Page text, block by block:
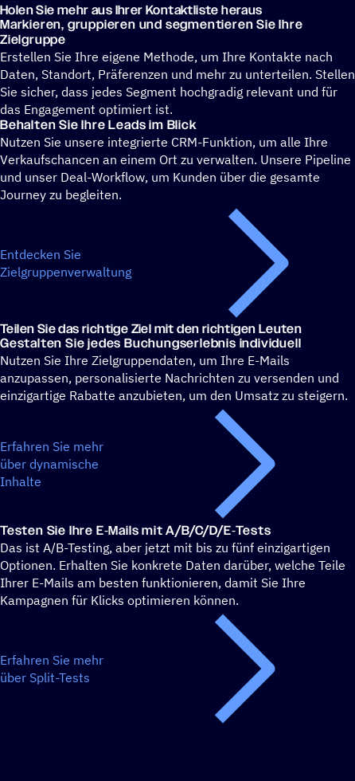
Holen Sie mehr aus Ihrer Kontaktliste heraus
Markie­ren, grup­pie­ren und segmen­tie­ren Sie Ihre
Zielgruppe
Erstellen Sie Ihre eigene Methode, um Ihre Kontakte nach
Daten, Standort, Präferenzen und mehr zu unterteilen. Stellen
Sie sicher, dass jedes Segment hochgradig relevant und für
das Engagement optimiert ist.
Behal­ten Sie Ihre Leads im Blick
Nutzen Sie unsere integrierte CRM-Funktion, um alle Ihre
Verkaufschancen an einem Ort zu verwalten. Unsere Pipeline
und unser Deal-Workflow, um Kunden über die gesamte
Journey zu begleiten.
Entdecken Sie
Zielgruppenverwaltung
Teilen Sie das rich­tige Ziel mit den richtigen Leuten
Gestal­ten Sie jedes Buchungserlebnis individuell
Nutzen Sie Ihre Zielgruppendaten, um Ihre E-Mails
anzupassen, personalisierte Nachrichten zu versenden und
einzigartige Rabatte anzubieten, um den Umsatz zu steigern.
Erfahren Sie mehr
über dynamische
Inhalte
Testen Sie Ihre E‑Mails mit A/​B/​C/​D/​E‑Tests
Das ist A/B-Testing, aber jetzt mit bis zu fünf einzigartigen
Optionen. Erhalten Sie konkrete Daten darüber, welche Teile
Ihrer E-Mails am besten funktionieren, damit Sie Ihre
Kampagnen für Klicks optimieren können.
Erfahren Sie mehr
über Split-Tests